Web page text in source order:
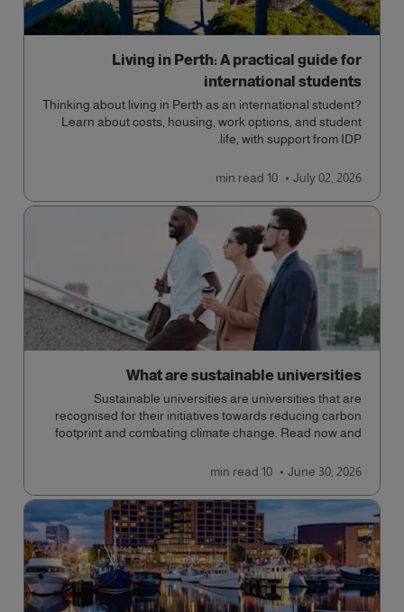
Living in Perth: A practical guide for
international students
Thinking about living in Perth as an international student?
Learn about costs, housing, work options, and student
life, with support from IDP.
July 02, 2026
10 min
read
What are sustainable universities
Sustainable universities are universities that are
recognised for their initiatives towards reducing carbon
footprint and combating climate change. Read now and
June 30, 2026
10 min
read